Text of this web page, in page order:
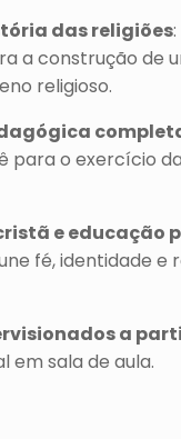
das religiões
a construção de
religioso.
para o exercício
e educação
fé, identidade e
a
em sala de aula.